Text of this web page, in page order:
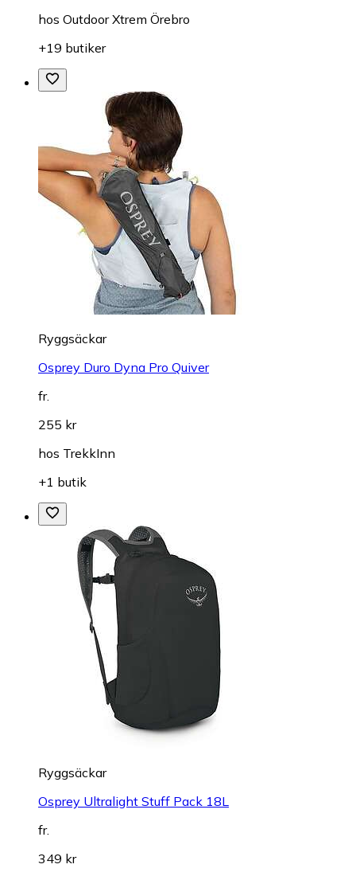
hos Outdoor Xtrem Örebro
+19 butiker
Ryggsäckar
Osprey Duro Dyna Pro Quiver
fr.
255 kr
hos TrekkInn
+1 butik
Ryggsäckar
Osprey Ultralight Stuff Pack 18L
fr.
349 kr